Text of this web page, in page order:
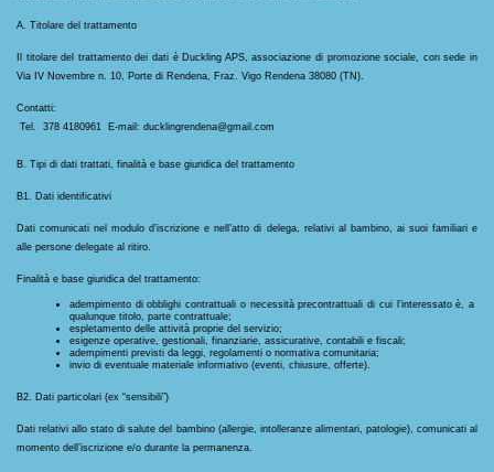
A. Titolare del trattamento
Il titolare del trattamento dei dati è Duckling APS, associazione di promozione sociale, con sede in
Via IV Novembre n. 10, Porte di Rendena, Fraz. Vigo Rendena 38080 (TN).
Contatti:
Tel.  378 4180961  E-mail: ducklingrendena@gmail.com
B. Tipi di dati trattati, finalità e base giuridica del trattamento
B1. Dati identificativi
Dati comunicati nel modulo d’iscrizione e nell’atto di delega, relativi al bambino, ai suoi familiari e
alle persone delegate al ritiro.
Finalità e base giuridica del trattamento:
adempimento di obblighi contrattuali o necessità precontrattuali di cui l’interessato è, a
qualunque titolo, parte contrattuale;
espletamento delle attività proprie del servizio;
esigenze operative, gestionali, finanziarie, assicurative, contabili e fiscali;
adempimenti previsti da leggi, regolamenti o normativa comunitaria;
invio di eventuale materiale informativo (eventi, chiusure, offerte).
B2. Dati particolari (ex “sensibili”)
Dati relativi allo stato di salute del bambino (allergie, intolleranze alimentari, patologie), comunicati al
momento dell’iscrizione e/o durante la permanenza.